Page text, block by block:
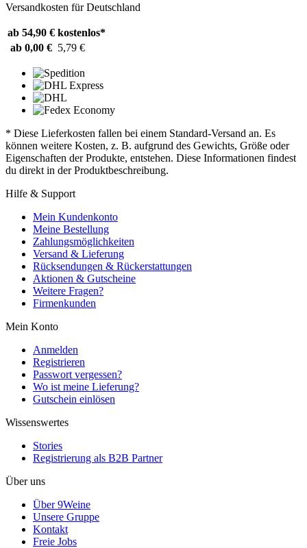
Versandkosten für Deutschland
ab 54,90 € kostenlos*
ab 0,00 € 5,79 €
* Diese Lieferkosten fallen bei einem Standard-Versand an. Es
können weitere Kosten, z. B. aufgrund des Gewichts, Größe oder
Eigenschaften der Produkte, entstehen. Diese Informationen findest
du direkt in der Produktbeschreibung.
Hilfe & Support
Mein Kundenkonto
Meine Bestellung
Zahlungsmöglichkeiten
Versand & Lieferung
Rücksendungen & Rückerstattungen
Aktionen & Gutscheine
Weitere Fragen?
Firmenkunden
Mein Konto
Anmelden
Registrieren
Passwort vergessen?
Wo ist meine Lieferung?
Gutschein einlösen
Wissenswertes
Stories
Registrierung als B2B Partner
Über uns
Über 9Weine
Unsere Gruppe
Kontakt
Freie Jobs